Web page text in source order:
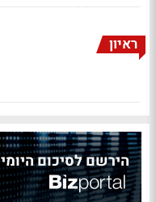
ראיון
הירשם לסיכום